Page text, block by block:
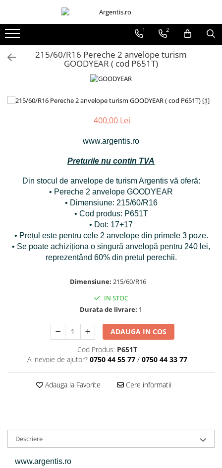
1 2
215/60/R16 Pereche 2 anvelope turism
GOODYEAR ( cod P651T)
400,00 Lei
www.argentis.ro
Preturile nu contin TVA
Din stocul de anvelope de turism Argentis vă oferă:
• Pereche 2 anvelope GOODYEAR
• Dimensiune: 215/60/R16
• Cod produs: P651T
• Dot: 17+17
• Prețul este pentru cele 2 anvelope din primele 3 poze.
• Se poate achiziționa o singură anvelopă pentru 240 lei,
reprezentând 60% din pretul perechii.
Dimensiune: 215/60/R16
IN STOC
Durata de livrare: 1
ADAUGA IN COS
Cod Produs: P651T
Ai nevoie de ajutor? 0750 44 55 77 / 0750 44 33 77
Adauga la Favorite Cere informatii
Descriere
www.argentis.ro